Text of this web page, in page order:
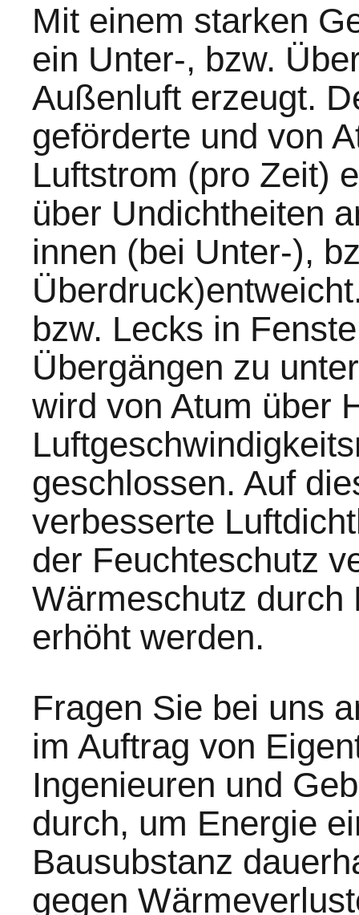
Mit einem starken
ein Unter-, bzw.
Außenluft erzeugt.
geförderte und von
Luftstrom (pro Zeit)
über Undichtheiten
innen (bei Unter-),
bzw. Lecks in
Übergängen zu
wird von Atum über
geschlossen. Auf
verbesserte
der Feuchteschutz
Wärmeschutz durch
erhöht werden.
Fragen Sie bei uns
im Auftrag von
Ingenieuren und
durch, um Energie
Bausubstanz
gegen